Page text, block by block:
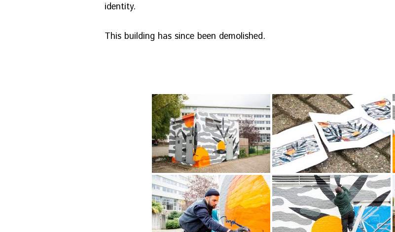
identity.
This building has since been demolished.